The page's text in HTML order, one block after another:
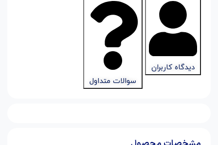
دیدگاه کاربران
سوالات متداول